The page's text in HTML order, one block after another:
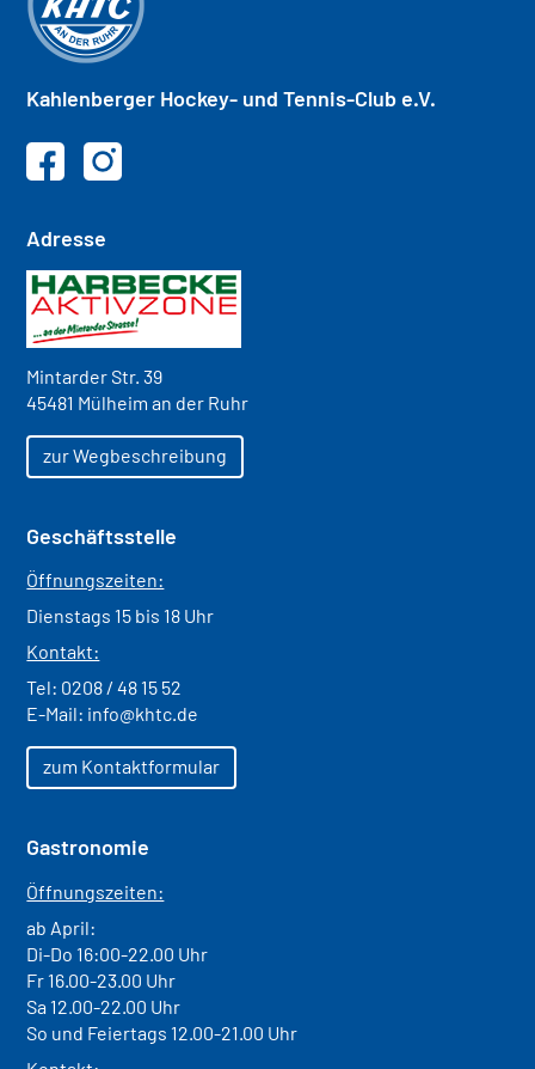
Kahlenberger Hockey- und Tennis-Club e.V.
Adresse
Mintarder Str. 39
45481 Mülheim an der Ruhr
zur Wegbeschreibung
Geschäftsstelle
Öffnungszeiten:
Dienstags 15 bis 18 Uhr
Kontakt:
Tel: 0208 / 48 15 52
E-Mail: info@khtc.de
zum Kontaktformular
Gastronomie
Öffnungszeiten:
ab April:
Di-Do 16:00-22.00 Uhr
Fr 16.00-23.00 Uhr
Sa 12.00-22.00 Uhr
So und Feiertags 12.00-21.00 Uhr